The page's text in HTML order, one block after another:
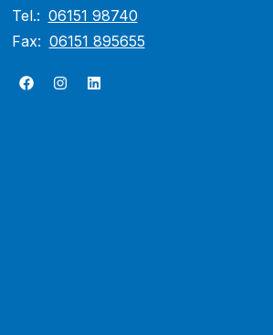
Tel.: 06151 98740
Fax: 06151 895655